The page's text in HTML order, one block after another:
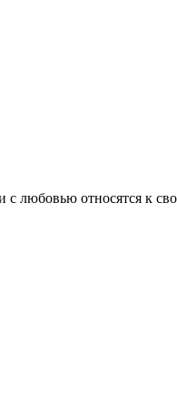
относятся к